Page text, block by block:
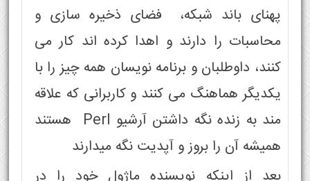
پهنای باند شبکه، فضای ذخیره سازی و
محاسبات را دارند و اهدا کرده اند کار می
کنند، داوطلبان و برنامه نویسان همه چیز را با
یکدیگر هماهنگ می کنند و کاربرانی که علاقه
مند به زنده نگه داشتن آرشیو Perl هستند
همیشه آن را بروز و آپدیت نگه میدارند